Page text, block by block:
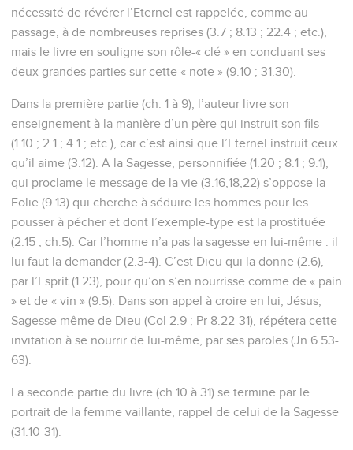
nécessité de révérer l’Eternel est rappelée, comme au
passage, à de nombreuses reprises (3.7 ; 8.13 ; 22.4 ; etc.),
mais le livre en souligne son rôle-« clé » en concluant ses
deux grandes parties sur cette « note » (9.10 ; 31.30).
Dans la première partie (ch. 1 à 9), l’auteur livre son
enseignement à la manière d’un père qui instruit son fils
(1.10 ; 2.1 ; 4.1 ; etc.), car c’est ainsi que l’Eternel instruit ceux
qu’il aime (3.12). A la Sagesse, personnifiée (1.20 ; 8.1 ; 9.1),
qui proclame le message de la vie (3.16,18,22) s’oppose la
Folie (9.13) qui cherche à séduire les hommes pour les
pousser à pécher et dont l’exemple-type est la prostituée
(2.15 ; ch.5). Car l’homme n’a pas la sagesse en lui-même : il
lui faut la demander (2.3-4). C’est Dieu qui la donne (2.6),
par l’Esprit (1.23), pour qu’on s’en nourrisse comme de « pain
» et de « vin » (9.5). Dans son appel à croire en lui, Jésus,
Sagesse même de Dieu (Col 2.9 ; Pr 8.22-31), répétera cette
invitation à se nourrir de lui-même, par ses paroles (Jn 6.53-
63).
La seconde partie du livre (ch.10 à 31) se termine par le
portrait de la femme vaillante, rappel de celui de la Sagesse
(31.10-31).